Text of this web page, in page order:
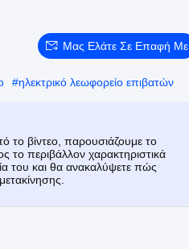
Μας Ελάτε Σε Επαφή Με
#ηλεκτρικό λεωφορείο επιβατών
το βίντεο, παρουσιάζουμε το
το περιβάλλον χαρακτηριστικά
του και θα ανακαλύψετε πώς